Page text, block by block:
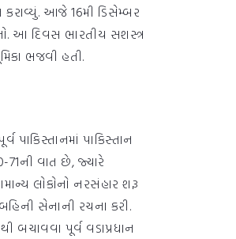
આજે 16મી ડિસેમ્બર
આ દિવસ ભારતીય સશસ્ત્ર
ભજવી હતી.
પાકિસ્તાનમાં પાકિસ્તાન
71ની વાત છે, જ્યારે
લોકોનો નરસંહાર શરૂ
સેનાની રચના કરી.
બચાવવા પૂર્વ વડાપ્રધાન